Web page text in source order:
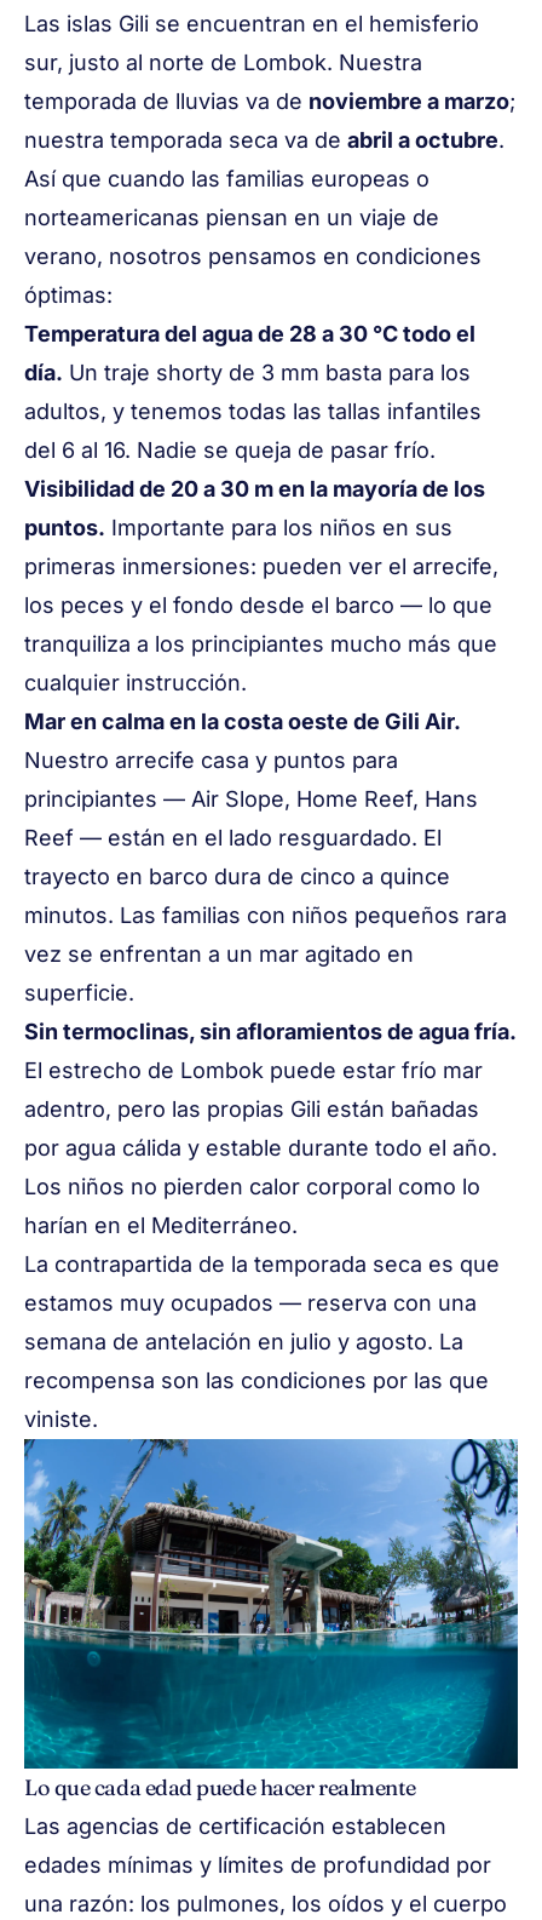
Las islas Gili se encuentran en el hemisferio
sur, justo al norte de Lombok. Nuestra
temporada de lluvias va de noviembre a marzo;
nuestra temporada seca va de abril a octubre.
Así que cuando las familias europeas o
norteamericanas piensan en un viaje de
verano, nosotros pensamos en condiciones
óptimas:
Temperatura del agua de 28 a 30 °C todo el
día. Un traje shorty de 3 mm basta para los
adultos, y tenemos todas las tallas infantiles
del 6 al 16. Nadie se queja de pasar frío.
Visibilidad de 20 a 30 m en la mayoría de los
puntos. Importante para los niños en sus
primeras inmersiones: pueden ver el arrecife,
los peces y el fondo desde el barco — lo que
tranquiliza a los principiantes mucho más que
cualquier instrucción.
Mar en calma en la costa oeste de Gili Air.
Nuestro arrecife casa y puntos para
principiantes — Air Slope, Home Reef, Hans
Reef — están en el lado resguardado. El
trayecto en barco dura de cinco a quince
minutos. Las familias con niños pequeños rara
vez se enfrentan a un mar agitado en
superficie.
Sin termoclinas, sin afloramientos de agua fría.
El estrecho de Lombok puede estar frío mar
adentro, pero las propias Gili están bañadas
por agua cálida y estable durante todo el año.
Los niños no pierden calor corporal como lo
harían en el Mediterráneo.
La contrapartida de la temporada seca es que
estamos muy ocupados — reserva con una
semana de antelación en julio y agosto. La
recompensa son las condiciones por las que
viniste.
Lo que cada edad puede hacer realmente
Las agencias de certificación establecen
edades mínimas y límites de profundidad por
una razón: los pulmones, los oídos y el cuerpo